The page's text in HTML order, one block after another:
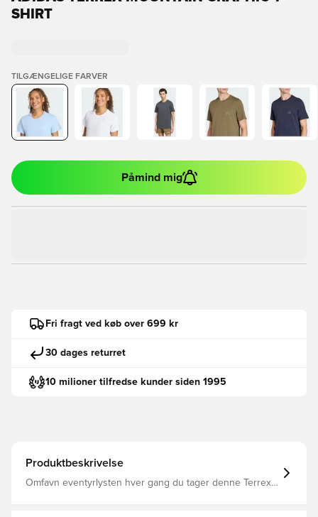
SHIRT
TILGÆNGELIGE FARVER
Påmind mig
Fri fragt ved køb over 699 kr
30 dages returret
10 milioner tilfredse kunder siden 1995
Produktbeskrivelse
Omfavn eventyrlysten hver gang du tager denne Terrex